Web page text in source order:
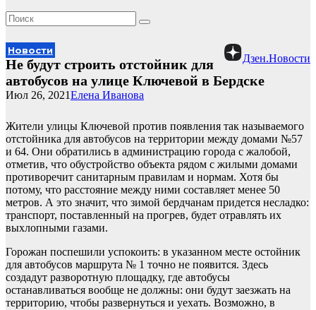
Дзен.Новости
Новости
Не будут строить отстойник для
автобусов на улице Ключевой в Бердске
Елена Иванова
Июл 26, 2021
Жители улицы Ключевой против появления так называемого
отстойника для автобусов на территории между домами №57
и 64. Они обратились в администрацию города с жалобой,
отметив, что обустройство объекта рядом с жилыми домами
противоречит санитарным правилам и нормам. Хотя бы
потому, что расстояние между ними составляет менее 50
метров. А это значит, что зимой бердчанам придется несладко:
транспорт, поставленный на прогрев, будет отравлять их
выхлопными газами.
Горожан поспешили успокоить: в указанном месте остойник
для автобусов маршрута № 1 точно не появится. Здесь
создадут разворотную площадку, где автобусы
останавливаться вообще не должны: они будут заезжать на
территорию, чтобы развернуться и уехать. Возможно, в